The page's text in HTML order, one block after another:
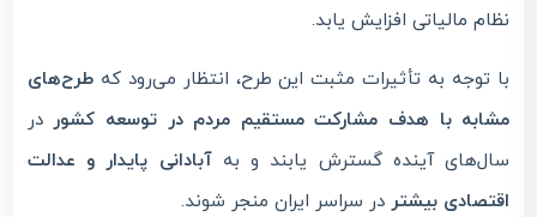
نظام مالیاتی افزایش یابد.
با توجه به تأثیرات مثبت این طرح، انتظار می‌رود کهطرح‌های
مشابه با هدف مشارکت مستقیم مردم در توسعه کشور در
سال‌های آینده گسترش یابند و بهآبادانی پایدار و عدالت
اقتصادی بیشتر در سراسر ایران منجر شوند.